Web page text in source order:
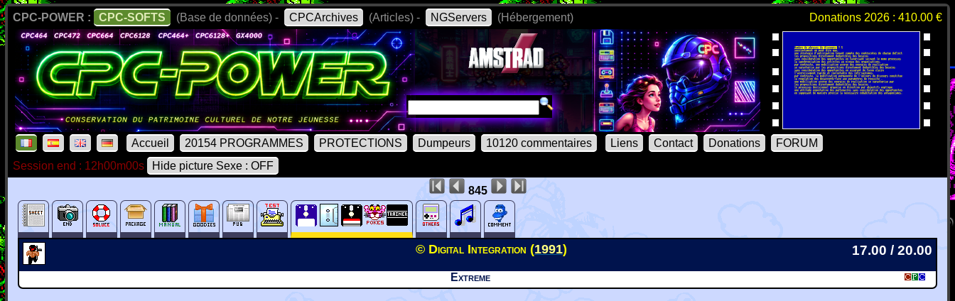
CPC-POWER : CPC-SOFTS (Base de données) - CPCArchives (Articles) - NGServers (Hébergement) Donations 2026 : 410.00 €
Accueil 20154 PROGRAMMES PROTECTIONS Dumpeurs 10120 commentaires Liens Contact Donations
FORUM
Session end : 12h00m00s
Hide picture Sexe : OFF
845
© Digital Integration (1991) 17.00 / 20.00
Extreme